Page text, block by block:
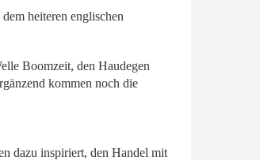
heiteren englischen
Boomzeit, den Haudegen
kommen noch die
dazu inspiriert, den Handel mit